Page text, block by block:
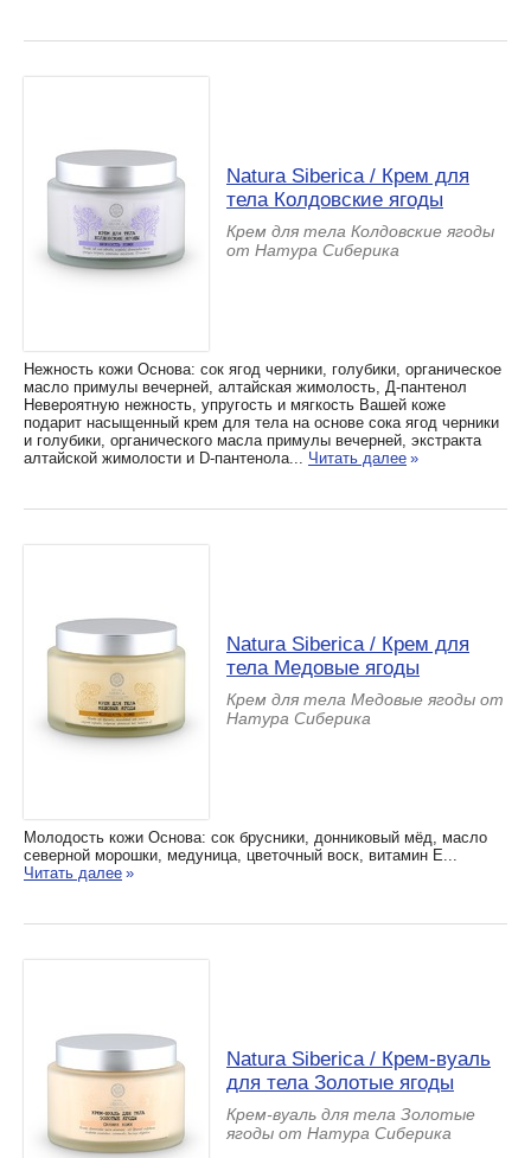
Natura Siberica / Крем для
тела Колдовские ягоды
Крем для тела Колдовские ягоды
от Натура Сиберика
Нежность кожи Основа: сок ягод черники, голубики, органическое
масло примулы вечерней, алтайская жимолость, Д-пантенол
Невероятную нежность, упругость и мягкость Вашей коже
подарит насыщенный крем для тела на основе сока ягод черники
и голубики, органического масла примулы вечерней, экстракта
алтайской жимолости и D-пантенола... Читать далее »
Natura Siberica / Крем для
тела Медовые ягоды
Крем для тела Медовые ягоды от
Натура Сиберика
Молодость кожи Основа: сок брусники, донниковый мёд, масло
северной морошки, медуница, цветочный воск, витамин Е...
Читать далее »
Natura Siberica / Крем-вуаль
для тела Золотые ягоды
Крем-вуаль для тела Золотые
ягоды от Натура Сиберика